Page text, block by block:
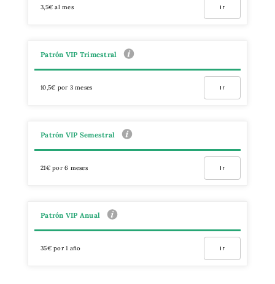
3,5€ al mes Ir
Patrón VIP Trimestral
10,5€ por 3 meses Ir
Patrón VIP Semestral
21€ por 6 meses Ir
Patrón VIP Anual
35€ por 1 año Ir